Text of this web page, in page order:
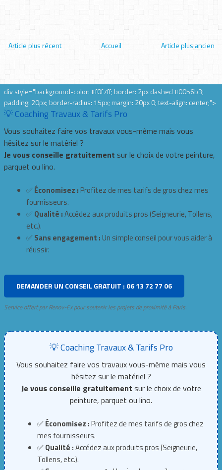
Article plus récent Article plus ancien
Accueil
div style="background-color: #f0f7ff; border: 2px dashed #0056b3;
padding: 20px; border-radius: 15px; margin: 20px 0; text-align: center;">
💡 Coaching Travaux & Tarifs Pro
Vous souhaitez faire vos travaux vous-même mais vous
hésitez sur le matériel ?
Je vous conseille gratuitement sur le choix de votre peinture,
parquet ou lino.
✅ Économisez : Profitez de mes tarifs de gros chez mes
fournisseurs.
✅ Qualité :Accédez aux produits pros (Seigneurie, Tollens,
etc.).
✅ Sans engagement : Un simple conseil pour vous aider à
réussir.
DEMANDER UN CONSEIL GRATUIT : 06 13 72 77 06
Service offert par Renov-Ex pour soutenir les projets de proximité à Paris.
💡 Coaching Travaux & Tarifs Pro
Vous souhaitez faire vos travaux vous-même mais vous
hésitez sur le matériel ?
Je vous conseille gratuitement sur le choix de votre
peinture, parquet ou lino.
✅Économisez :Profitez de mes tarifs de gros chez
mes fournisseurs.
✅Qualité :Accédez aux produits pros (Seigneurie,
Tollens, etc.).